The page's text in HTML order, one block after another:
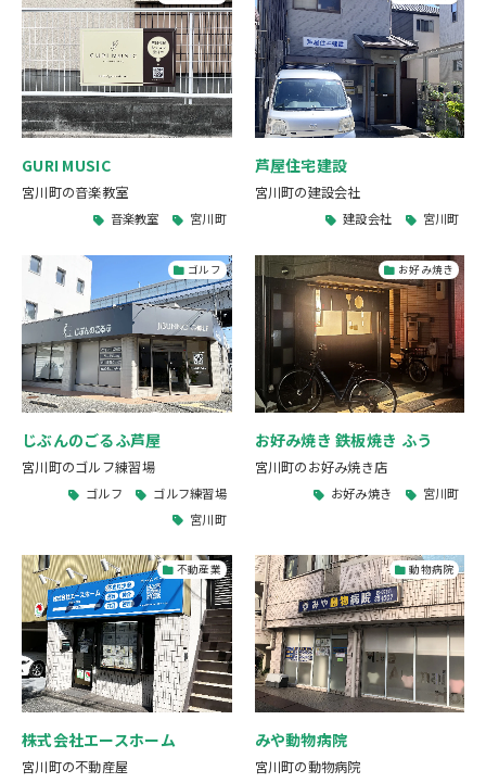
GURI MUSIC
宮川町の音楽教室
音楽教室 宮川町
芦屋住宅建設
宮川町の建設会社
建設会社 宮川町
ゴルフ
じぶんのごるふ芦屋
宮川町のゴルフ練習場
ゴルフ
ゴルフ練習場
宮川町
お好み焼き
お好み焼き 鉄板焼き ふう
宮川町のお好み焼き店
お好み焼き 宮川町
不動産業
株式会社エースホーム
宮川町の不動産屋
動物病院
みや動物病院
宮川町の動物病院